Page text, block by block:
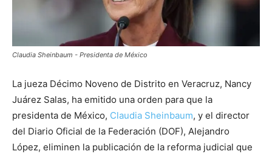
Claudia Sheinbaum - Presidenta de México
La jueza Décimo Noveno de Distrito en Veracruz, Nancy
Juárez Salas, ha emitido una orden para que la
presidenta de México, Claudia Sheinbaum, y el director
del Diario Oficial de la Federación (DOF), Alejandro
López, eliminen la publicación de la reforma judicial que